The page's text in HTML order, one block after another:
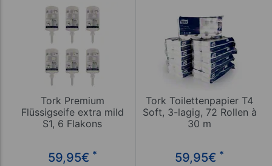
Tork Premium
Flüssigseife extra mild
S1, 6 Flakons
59,95€ *
Tork Toilettenpapier T4
Soft, 3-lagig, 72 Rollen à
30 m
59,95€ *